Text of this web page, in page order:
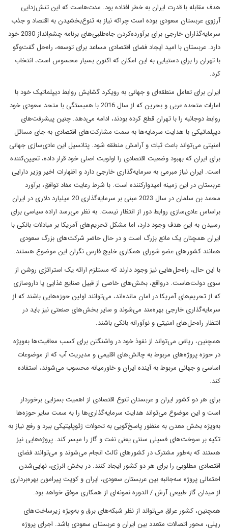
هدف مقابله با قدرت ایران به خطر افتاده بود. مدت‌هاست که این تنش‌‌زدایی
آرزوی عربستان سعودی بوده است چراکه نیاز به تنوع‌بخشیدن به اقتصاد و جذب
سرمایه‌گذاران خارجی برای برآورده‌کردن جاه‌طلبی‌های برنامه چشم‌انداز 2030 خود
دارد. عربستان با امید ایجاد فضای اقتصادی مساعد برای توسعه، راه‌حل گفت‌وگو
با تهران را برای دستیابی به این امکان که اکنون بسیار محسوس است، انتخاب
کرد.
ایران برای تعامل منطقه‌ای و جهانی به رویکرد گشایش روابط دیپلماتیک خود با
امارات متحده عربی و بحرین که از سال 2016 با همبستگی با متحد سعودی خود
روابط دوجانبه را با تهران قطع کرده بودند، ادامه می‌دهد. چنین پیشرفت‌های
دیپلماتیکی با هدایت سرمایه‌ها به سمت مشارکت‌های اقتصادی به جای مسائل
امنیتی می‌تواند باعث ثبات و آرامش منطقه شود. پتانسیل این عادی‌سازی جهانی
برای ایران که بهبود وضعیت اقتصادی را اولویت اصلی خود قرار داده، تعیین‌کننده
است. ایران نیاز مبرمی به سرمایه‌گذاری خارجی دارد و اظهارات اخیر وزیر دارایی
عربستان در این زمینه امیدوارکننده است. با شرط رعایت مفاد توافق، برآورد
محمد بن سلمان در سال 2023 مبنی بر سرمایه‌گذاری 20 میلیارد دلاری در ایران
براساس عادی‌سازی روابط دور از انتظار نیست. به نظر می‌رسد اراده سیاسی برای
رسیدن به این هدف وجود دارد، اما مشکل تحریم‌های آمریکا بر مبادلات بانکی با
ایران همچنان یک مانع بزرگ است و در حال حاضر شرکت‌های بزرگ سعودی
همانند کشورهای عضو شورای همکاری خلیج فارس نگران این موضوع هستند.
با این حال، راه‌حل‌هایی نیز وجود دارند که مستلزم ارائه یک استراتژی روشن از
سوی دولت‌هاست. درواقع، بخش‌های خاصی از قبیل صنایع غذایی یا داروسازی
که از تحریم‌های آمریکا در امان مانده‌اند، می‌توانند اولین حوزه‌هایی باشند که از
سرمایه‌گذاری خارجی بهره‌مند می‌شوند و سایر بخش‌های صنعتی نیز باید در
انتظار راه‌‌حل‌های امنیتی و نوآورانه بانکی باشند.
همچنین، ریاض می‌تواند از نفوذ خود در واشنگتن برای کسب معافیت‌ها به‌‌ویژه
در حوزه پروژه‌های مربوط به چالش‌های اقلیمی و مدیریت آب که از موضوعات
اساسی و جهانی مربوط به آینده ایران و خاورمیانه محسوب می‌شوند، استفاده
کند.
برای هر دو کشور ایران و عربستان تنوع اقتصادی از اهمیت بسزایی برخوردار
است و این موضوع می‌تواند هدایت سرمایه‌گذاری‌ها را به سمت سایر حوزه‌ها
به‌‌ویژه بخش معدن به منظور پاسخ‌گویی به تحولات ژئوپلیتیکی ببرد و رفع نیاز به
تکیه بر سوخت‌های فسیلی سنتی یعنی نفت و گاز را میسر کند. پروژه‌هایی نیز
هستند که به‌طور مشترک در کشورهای ثالث انجام می‌شوند و می‌توانند فضای
اقتصادی مطلوبی را برای هر دو کشور ایجاد کنند. در بخش انرژی، نهایی‌شدن
احتمالی پروژه سه‌جانبه بین عربستان سعودی، ایران و کویت پیرامون بهره‌برداری
از میدان گاز طبیعی آرش / الدوره نمونه‌ای از همکاری موفق خواهد بود.
همچنین، کشور عراق می‌تواند از نظر شبکه‌های برق و به‌ویژه زیرساخت‌های
ریلی، محور اتصالات متعدد بین ایران و عربستان سعودی باشد. اجرای پروژه